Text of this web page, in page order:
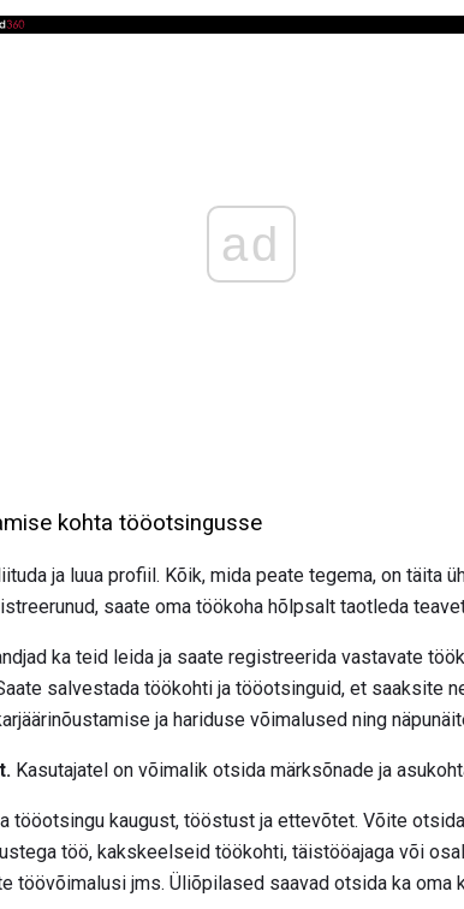
ad
kohta tööotsingusse
ja luua profiil. Kõik, mida peate tegema, on täita
saate oma töökoha hõlpsalt taotleda
ka teid leida ja saate registreerida vastavate
salvestada töökohti ja tööotsinguid, et saaksite
ja hariduse võimalused ning
Kasutajatel on võimalik otsida märksõnade ja
tööotsingu kaugust, tööstust ja ettevõtet. Võite
töö, kakskeelseid töökohti, täistööajaga või
töövõimalusi jms. Üliõpilased saavad otsida ka oma